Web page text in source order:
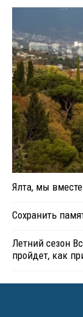
Ялта, мы
Сохранить
Летний сезон
пройдет, как